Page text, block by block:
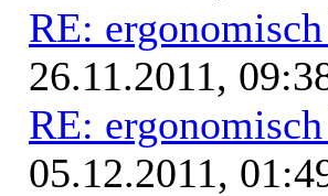
RE:
26.11.2011,
RE:
05.12.2011,